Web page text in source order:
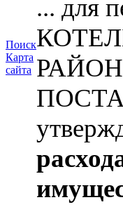
Поиск
Карта
сайта
... для